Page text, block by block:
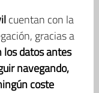
cuentan con la
gracias a
los datos antes
navegando,
coste